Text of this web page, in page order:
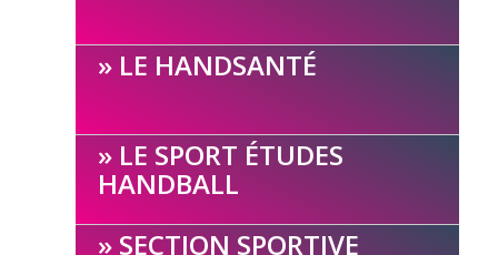
LE HANDSANTÉ
LE SPORT ÉTUDES
HANDBALL
SECTION SPORTIVE